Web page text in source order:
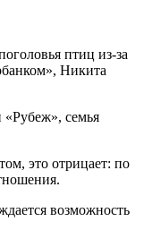
птиц из-за
Никита
«Рубеж», семья
это отрицает: по
возможность